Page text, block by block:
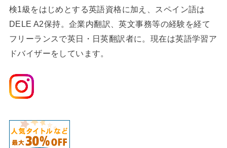
検1級をはじめとする英語資格に加え、スペイン語は
DELE A2保持。企業内翻訳、英文事務等の経験を経て
フリーランスで英日・日英翻訳者に。現在は英語学習ア
ドバイザーをしています。